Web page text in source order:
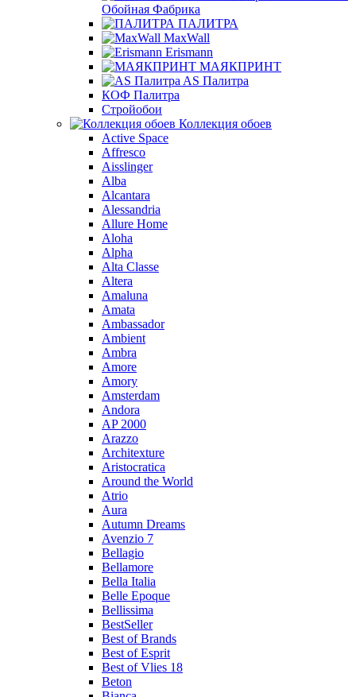
Обойная Фабрика
ПАЛИТРА
MaxWall
Erismann
МАЯКПРИНТ
AS Палитра
КОФ Палитра
Стройобои
Коллекция обоев
Active Space
Affresco
Aisslinger
Alba
Alcantara
Alessandria
Allure Home
Aloha
Alpha
Alta Classe
Altera
Amaluna
Amata
Ambassador
Ambient
Ambra
Amore
Amory
Amsterdam
Andora
AP 2000
Arazzo
Architexture
Aristocratica
Around the World
Atrio
Aura
Autumn Dreams
Avenzio 7
Bellagio
Bellamore
Bella Italia
Belle Epoque
Bellissima
BestSeller
Best of Brands
Best of Esprit
Best of Vlies 18
Beton